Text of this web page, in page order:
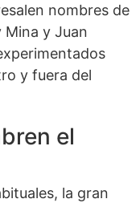
nombres de
Mina y Juan
y fuera del
el
la gran